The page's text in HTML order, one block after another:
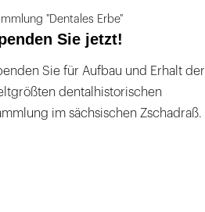
"Dentales Erbe"
Sie jetzt!
Sie für Aufbau und Erhalt der
dentalhistorischen
im sächsischen Zschadraß.